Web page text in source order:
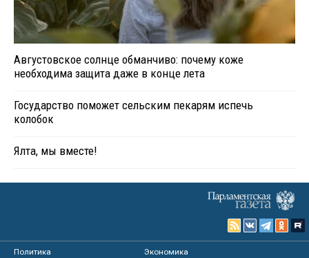
Августовское солнце обманчиво: почему коже
необходима защита даже в конце лета
Государство поможет сельским пекарям испечь
колобок
Ялта, мы вместе!
Политика
Экономика